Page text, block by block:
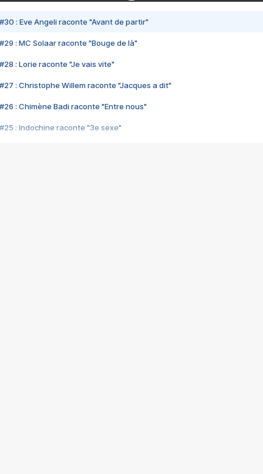
#30 : Eve Angeli raconte "Avant de partir"
#29 : MC Solaar raconte "Bouge de là"
#28 : Lorie raconte "Je vais vite"
#27 : Christophe Willem raconte "Jacques a dit"
#26 : Chimène Badi raconte "Entre nous"
#25 : Indochine raconte "3e sexe"